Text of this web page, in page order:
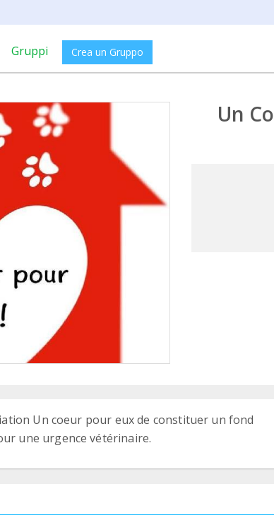
Gruppi Crea un Gruppo
Un
Un coeur pour eux de constituer un fond
une urgence vétérinaire.